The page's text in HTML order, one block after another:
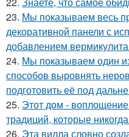
23. Мы показываем весь
декоративной панели с
добавлением
24. Мы показываем один
способов выровнять
подготовить её под
25. Этот дом - воплощение
традиций, которые
26. Эта вилла словно